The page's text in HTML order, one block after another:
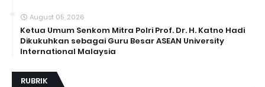
August 05, 2026
Ketua Umum Senkom Mitra Polri Prof. Dr. H. Katno Hadi
Dikukuhkan sebagai Guru Besar ASEAN University
International Malaysia
RUBRIK